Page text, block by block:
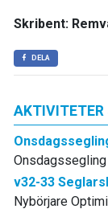
Skribent:
DELA
AKTIVITETER
Onsdagssegling
v32-33
Nybörjare